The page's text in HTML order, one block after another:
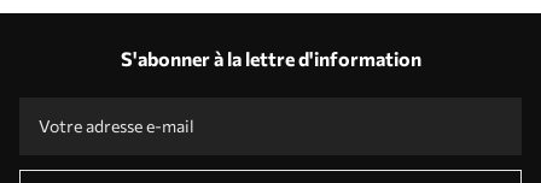
S'abonner à la lettre d'information